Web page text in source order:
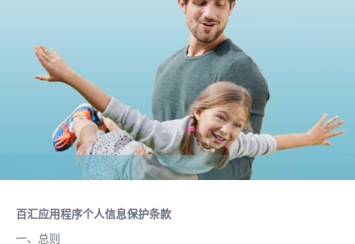
百汇应用程序个人信息保护条款
一、总则